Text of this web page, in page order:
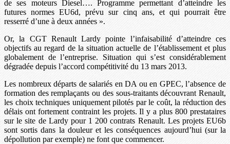
de ses moteurs Diesel…. Programme permettant d’atteindre les
futures normes EU6d, prévu sur cinq ans, et qui pourrait être
resserré d’une à deux années ».
Or, la CGT Renault Lardy pointe l’infaisabilité d’atteindre ces
objectifs au regard de la situation actuelle de l’établissement et plus
globalement de l’entreprise. Situation qui s’est considérablement
dégradée depuis l’accord compétitivité du 13 mars 2013.
Les nombreux départs de salariés en DA ou en GPEC, l’absence de
formation des remplaçants ou des sous-traitants découvrant Renault,
les choix techniques uniquement pilotés par le coût, la réduction des
délais ont fortement contraint les projets. Il y a plus 800 prestataires
sur le site de Lardy pour 1 200 contrats Renault. Les projets EU6b
sont sortis dans la douleur et les conséquences aujourd’hui (sur la
dépollution par exemple) ne font que commencer.